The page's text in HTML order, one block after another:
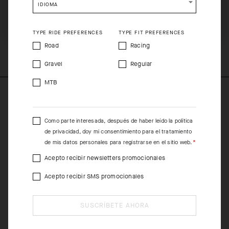
que se adapta al cuerpo como una segunda piel, es apta tanto
para rutas rápidas en grupo como para días de competición.
74%Polyester 15%Polyamide 11%Elastane
IDIOMA
TYPE RIDE PREFERENCES
Road
Gravel
MTB
TYPE FIT PREFERENCES
Racing
Regular
Como parte interesada, después de haber leído la política
de privacidad, doy mi consentimiento para el tratamiento
de mis datos personales para registrarse en el sitio web.
Acepto recibir newsletters promocionales
Acepto recibir SMS promocionales
SUSCRÍBETE AHORA